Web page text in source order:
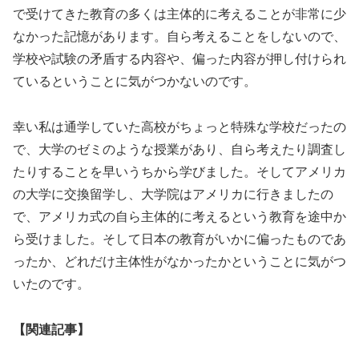
で受けてきた教育の多くは主体的に考えることが非常に少
なかった記憶があります。自ら考えることをしないので、
学校や試験の矛盾する内容や、偏った内容が押し付けられ
ているということに気がつかないのです。
幸い私は通学していた高校がちょっと特殊な学校だったの
で、大学のゼミのような授業があり、自ら考えたり調査し
たりすることを早いうちから学びました。そしてアメリカ
の大学に交換留学し、大学院はアメリカに行きましたの
で、アメリカ式の自ら主体的に考えるという教育を途中か
ら受けました。そして日本の教育がいかに偏ったものであ
ったか、どれだけ主体性がなかったかということに気がつ
いたのです。
【関連記事】